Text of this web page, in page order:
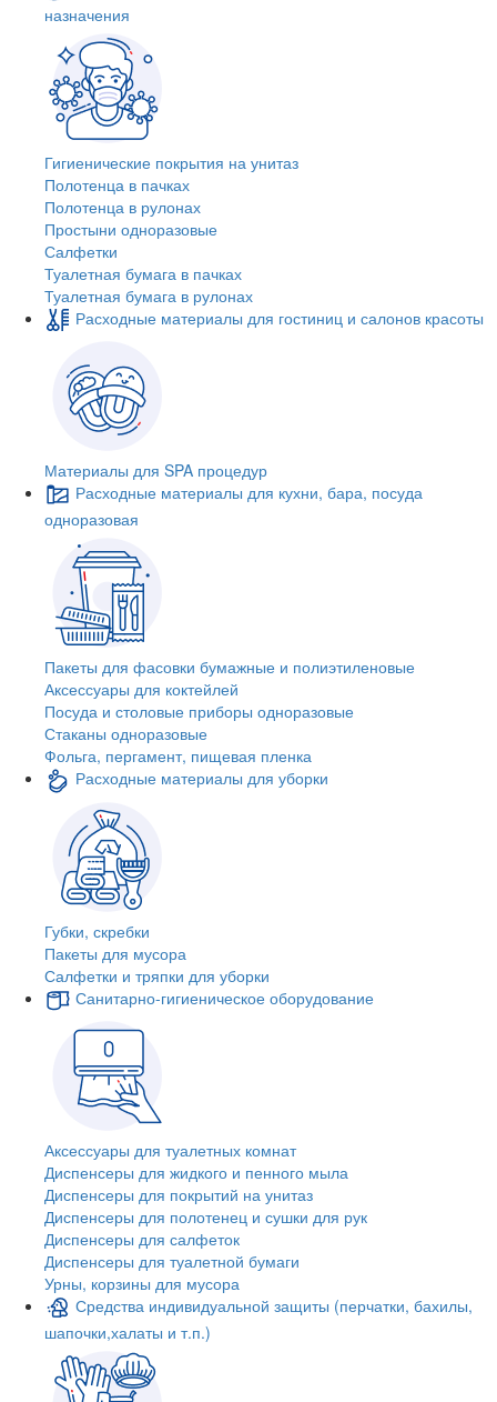
назначения
Гигиенические покрытия на унитаз
Полотенца в пачках
Полотенца в рулонах
Простыни одноразовые
Салфетки
Туалетная бумага в пачках
Туалетная бумага в рулонах
Расходные материалы для гостиниц и салонов красоты
Материалы для SPA процедур
Расходные материалы для кухни, бара, посуда
одноразовая
Пакеты для фасовки бумажные и полиэтиленовые
Аксессуары для коктейлей
Посуда и столовые приборы одноразовые
Стаканы одноразовые
Фольга, пергамент, пищевая пленка
Расходные материалы для уборки
Губки, скребки
Пакеты для мусора
Салфетки и тряпки для уборки
Санитарно-гигиеническое оборудование
Аксессуары для туалетных комнат
Диспенсеры для жидкого и пенного мыла
Диспенсеры для покрытий на унитаз
Диспенсеры для полотенец и сушки для рук
Диспенсеры для салфеток
Диспенсеры для туалетной бумаги
Урны, корзины для мусора
Средства индивидуальной защиты (перчатки, бахилы,
шапочки,халаты и т.п.)